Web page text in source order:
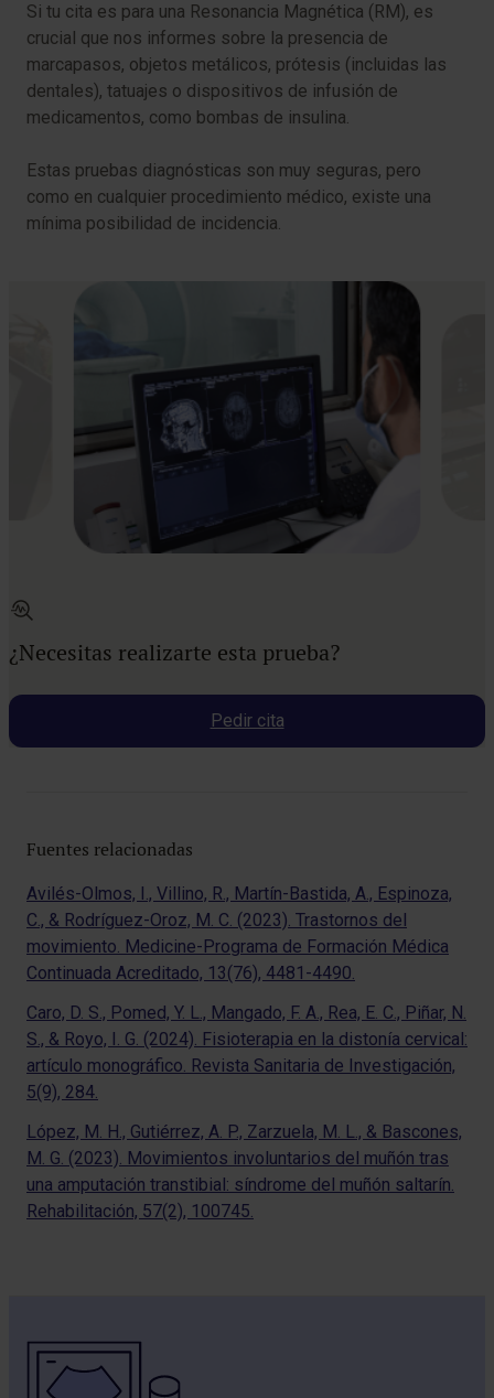
Si tu cita es para una Resonancia Magnética (RM), es
crucial que nos informes sobre la presencia de
marcapasos, objetos metálicos, prótesis (incluidas las
dentales), tatuajes o dispositivos de infusión de
medicamentos, como bombas de insulina.
Estas pruebas diagnósticas son muy seguras, pero
como en cualquier procedimiento médico, existe una
mínima posibilidad de incidencia.
¿Necesitas realizarte esta prueba?
Pedir cita
Fuentes relacionadas
Avilés-Olmos, I., Villino, R., Martín-Bastida, A., Espinoza,
C., & Rodríguez-Oroz, M. C. (2023). Trastornos del
movimiento. Medicine-Programa de Formación Médica
Continuada Acreditado, 13(76), 4481-4490.
Caro, D. S., Pomed, Y. L., Mangado, F. A., Rea, E. C., Piñar, N.
S., & Royo, I. G. (2024). Fisioterapia en la distonía cervical:
artículo monográfico. Revista Sanitaria de Investigación,
5(9), 284.
López, M. H., Gutiérrez, A. P., Zarzuela, M. L., & Bascones,
M. G. (2023). Movimientos involuntarios del muñón tras
una amputación transtibial: síndrome del muñón saltarín.
Rehabilitación, 57(2), 100745.